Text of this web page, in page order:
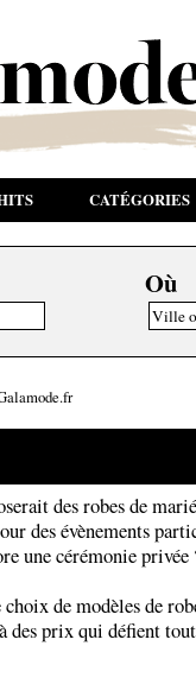
CATÉGORIES
Où
des robes de
des évènements
une cérémonie privée
de modèles de
des prix qui défient